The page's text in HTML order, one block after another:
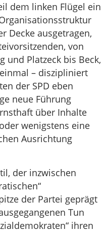
dem linken Flügel ein
Decke ausgetragen,
von
und Platzeck bis Beck,
– diszipliniert
der SPD eben
neue Führung
über Inhalte
wenigstens eine
Ausrichtung
der inzwischen
der Partei geprägt
Tun
ihren